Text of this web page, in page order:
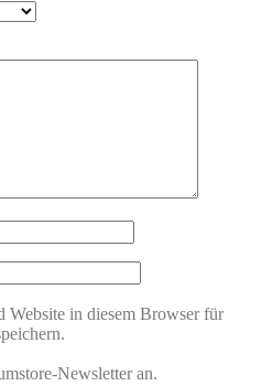
Website in diesem Browser für
Newsletter an.